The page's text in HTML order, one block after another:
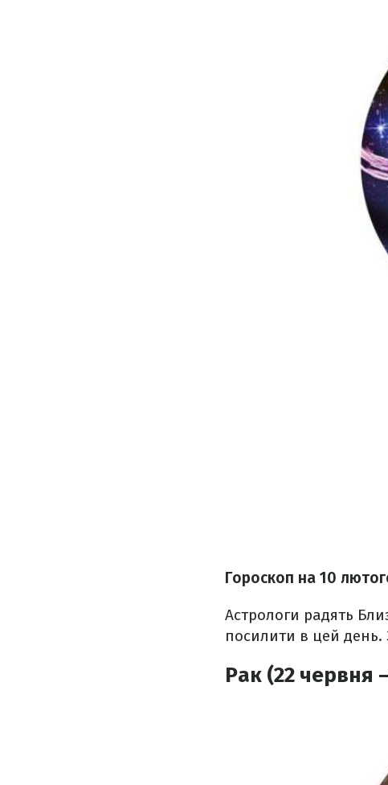
Гороскоп на 10
Астрологи радять
посилити в цей день.
Рак (22 червня